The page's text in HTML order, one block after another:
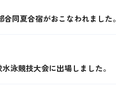
同夏合宿がおこなわれました。
泳競技大会に出場しました。